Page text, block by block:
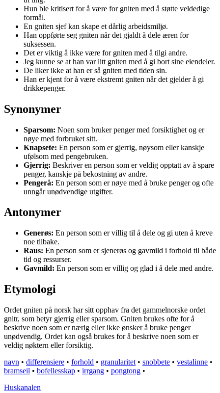
Hun ble kritisert for å være for gniten med å støtte veldedige
formål.
En gniten sjef kan skape et dårlig arbeidsmiljø.
Han oppførte seg gniten når det gjaldt å dele æren for
suksessen.
Det er viktig å ikke være for gniten med å tilgi andre.
Jeg kunne se at han var litt gniten med å gi bort sine eiendeler.
De liker ikke at han er så gniten med tiden sin.
Han er kjent for å være ekstremt gniten når det gjelder å gi
drikkepenger.
Synonymer
Sparsom: Noen som bruker penger med forsiktighet og er
nøye med forbruket sitt.
Knapsete: En person som er gjerrig, nøysom eller kanskje
ufølsom med pengebruken.
Gjerrig: Beskriver en person som er veldig opptatt av å spare
penger, kanskje på bekostning av andre.
Pengerå: En person som er nøye med å bruke penger og ofte
unngår unødvendige utgifter.
Antonymer
Generøs: En person som er villig til å dele og gi uten å kreve
noe tilbake.
Raus: En person som er sjenerøs og gavmild i forhold til både
tid og ressurser.
Gavmild: En person som er villig og glad i å dele med andre.
Etymologi
Ordet gniten på norsk har sitt opphav fra det gammelnorske ordet
gnitr, som betyr gjerrig eller sparsom. Gniten brukes ofte for å
beskrive noen som er nærig eller ikke ønsker å bruke penger
unødvendig. Ordet kan også brukes for å beskrive noen som er
veldig nøktern eller forsiktig.
navn • differensiere • forhold • granularitet • snobbete • vestalinne •
bramseil • bofellesskap • irrgang • pongtong •
Huskanalen